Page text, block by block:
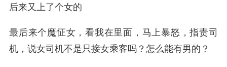
后来又上了个女的
最后来个魔怔女，看我在里面，马上暴怒，指责司
机，说女司机不是只接女乘客吗？怎么能有男的？